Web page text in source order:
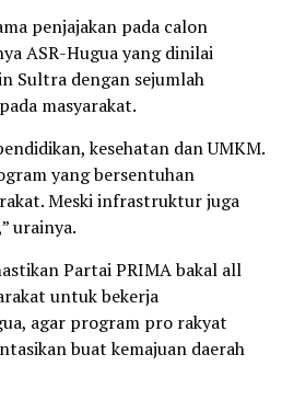
penjajakan pada calon
ASR-Hugua yang dinilai
Sultra dengan sejumlah
masyarakat.
kesehatan dan UMKM.
yang bersentuhan
Meski infrastruktur juga
urainya.
Partai PRIMA bakal all
untuk bekerja
agar program pro rakyat
buat kemajuan daerah